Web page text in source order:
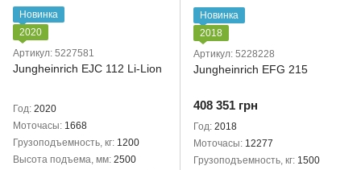
Новинка
2020
Артикул: 5227581
Jungheinrich EJC 112 Li-Lion
Год 2020
Моточасы 1668
Грузоподъемность, кг 1200
Высота подъема, мм 2500
Новинка
2018
Артикул: 5228228
Jungheinrich EFG 215
408 351 грн
Год 2018
Моточасы 12277
Грузоподъемность, кг 1500